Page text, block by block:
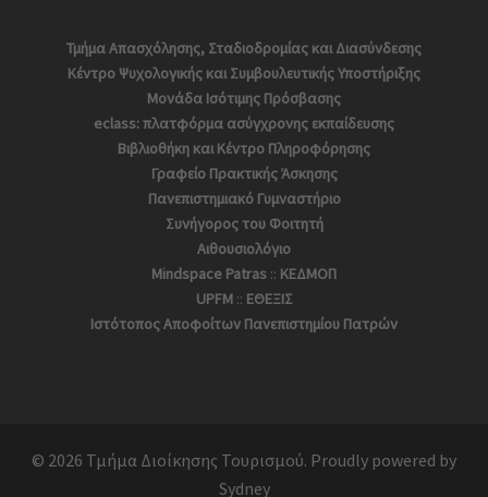
Τμήμα Απασχόλησης, Σταδιοδρομίας και Διασύνδεσης
Κέντρο Ψυχολογικής και Συμβουλευτικής Υποστήριξης
Μονάδα Ισότιμης Πρόσβασης
eclass: πλατφόρμα ασύγχρονης εκπαίδευσης
Βιβλιοθήκη και Κέντρο Πληροφόρησης
Γραφείο Πρακτικής Άσκησης
Πανεπιστημιακό Γυμναστήριο
Συνήγορος του Φοιτητή
Αιθουσιολόγιο
Mindspace Patras :: ΚΕΔΜΟΠ
UPFM:: ΕΘΕΞΙΣ
Ιστότοπος Αποφoίτων Πανεπιστημίου Πατρών
© 2026 Τμήμα Διοίκησης Τουρισμού. Proudly powered by
Sydney